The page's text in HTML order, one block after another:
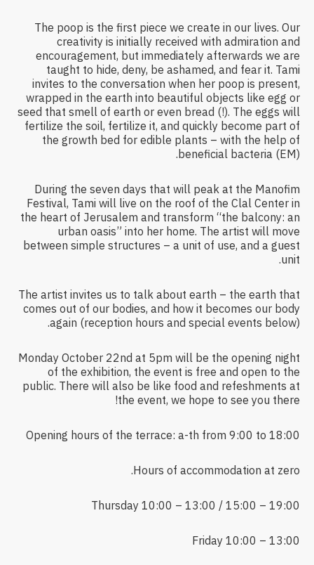
The poop is the first piece we create in our lives. Our
creativity is initially received with admiration and
encouragement, but immediately afterwards we are
taught to hide, deny, be ashamed, and fear it. Tami
invites to the conversation when her poop is present,
wrapped in the earth into beautiful objects like egg or
seed that smell of earth or even bread (!). The eggs will
fertilize the soil, fertilize it, and quickly become part of
the growth bed for edible plants – with the help of
beneficial bacteria (EM).
During the seven days that will peak at the Manofim
Festival, Tami will live on the roof of the Clal Center in
the heart of Jerusalem and transform “the balcony: an
urban oasis” into her home. The artist will move
between simple structures – a unit of use, and a guest
unit.
The artist invites us to talk about earth – the earth that
comes out of our bodies, and how it becomes our body
again (reception hours and special events below).
Monday October 22nd at 5pm will be the opening night
of the exhibition, the event is free and open to the
public. There will also be like food and refeshments at
the event, we hope to see you there!
Opening hours of the terrace: a-th from 9:00 to 18:00
Hours of accommodation at zero.
Thursday 10:00 – 13:00 / 15:00 – 19:00
Friday 10:00 – 13:00